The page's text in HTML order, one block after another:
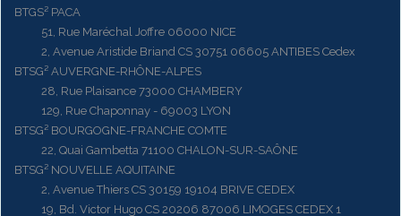
BTGS² PACA
51, Rue Maréchal Joffre 06000 NICE
2, Avenue Aristide Briand CS 30751 06605 ANTIBES Cedex
BTSG² AUVERGNE-RHÔNE-ALPES
28, Rue Plaisance 73000 CHAMBERY
129, Rue Chaponnay - 69003 LYON
BTSG² BOURGOGNE-FRANCHE COMTE
22, Quai Gambetta 71100 CHALON-SUR-SAÔNE
BTSG² NOUVELLE AQUITAINE
2, Avenue Thiers CS 30159 19104 BRIVE CEDEX
19, Bd. Victor Hugo CS 20206 87006 LIMOGES CEDEX 1